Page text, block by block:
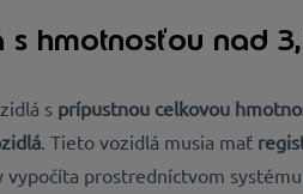
s hmotnosťou nad
s prípustnou celkovou
. Tieto vozidlá musia mať
vypočíta prostredníctvom systému